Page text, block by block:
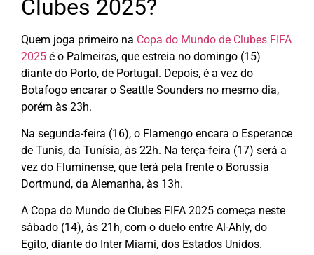
Clubes 2025?
Quem joga primeiro na Copa do Mundo de Clubes FIFA
2025 é o Palmeiras, que estreia no domingo (15)
diante do Porto, de Portugal. Depois, é a vez do
Botafogo encarar o Seattle Sounders no mesmo dia,
porém às 23h.
Na segunda-feira (16), o Flamengo encara o Esperance
de Tunis, da Tunísia, às 22h. Na terça-feira (17) será a
vez do Fluminense, que terá pela frente o Borussia
Dortmund, da Alemanha, às 13h.
A Copa do Mundo de Clubes FIFA 2025 começa neste
sábado (14), às 21h, com o duelo entre Al-Ahly, do
Egito, diante do Inter Miami, dos Estados Unidos.